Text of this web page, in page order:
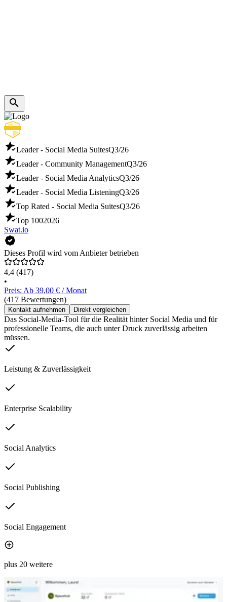
Leader - Social Media SuitesQ3/26
Leader - Community ManagementQ3/26
Leader - Social Media AnalyticsQ3/26
Leader - Social Media ListeningQ3/26
Top Rated - Social Media SuitesQ3/26
Top 1002026
Swat.io
Dieses Profil wird vom Anbieter betrieben
4,4 (417)
•
Preis: Ab 39,00 € / Monat
(417 Bewertungen)
Kontakt aufnehmen Direkt vergleichen
Das Social-Media-Tool für die Realität hinter Social Media und für
professionelle Teams, die auch unter Druck zuverlässig arbeiten
müssen.
Leistung & Zuverlässigkeit
Enterprise Scalability
Social Analytics
Social Publishing
Social Engagement
plus 20 weitere